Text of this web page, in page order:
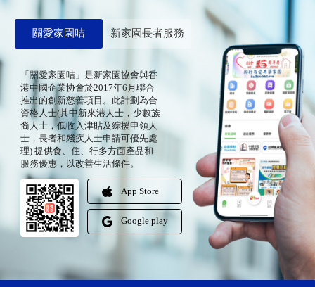
關愛家園咭 新家園長者服務
「關愛家園咭」是新家園協會與香
港中國企業协會於2017年6月聯合
推出的創新慈善項目。此計劃為合
資格人士(其中新來港人士，少數族
裔人士，低收入津貼及綜援申領人
士，長者和殘疾人士申請可優先處
理) 提供食、住、行多方面產品和
服務優惠，以改善生活條件。
App Store
Google play